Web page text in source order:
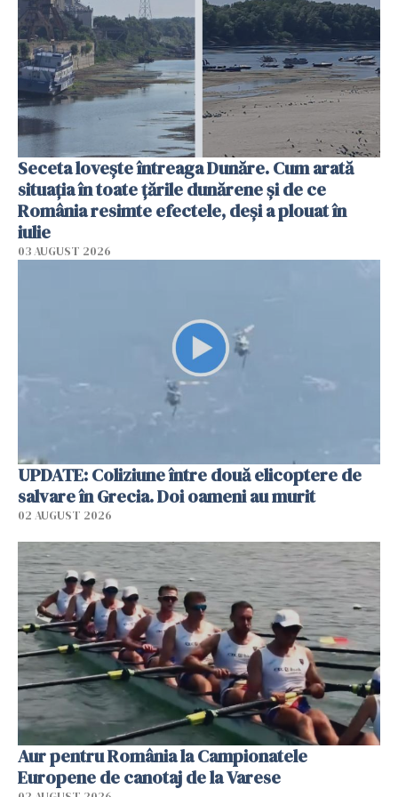
Seceta lovește întreaga Dunăre. Cum arată
situația în toate țările dunărene și de ce
România resimte efectele, deși a plouat în
iulie
03 AUGUST 2026
UPDATE: Coliziune între două elicoptere de
salvare în Grecia. Doi oameni au murit
02 AUGUST 2026
Aur pentru România la Campionatele
Europene de canotaj de la Varese